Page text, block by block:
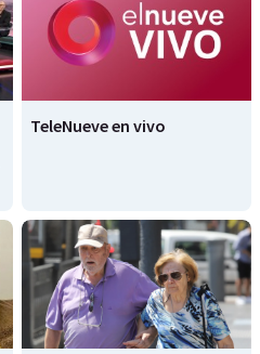
TeleNueve en vivo